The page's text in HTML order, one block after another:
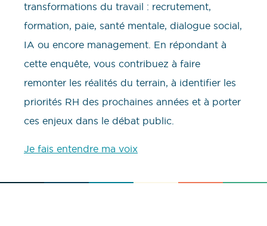
transformations du travail : recrutement,
formation, paie, santé mentale, dialogue social,
IA ou encore management. En répondant à
cette enquête, vous contribuez à faire
remonter les réalités du terrain, à identifier les
priorités RH des prochaines années et à porter
ces enjeux dans le débat public.
Je fais entendre ma voix